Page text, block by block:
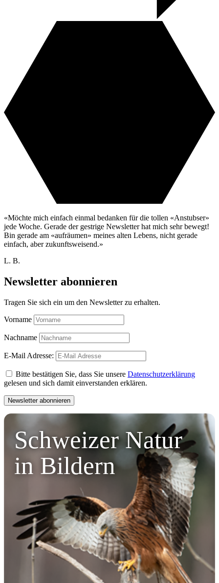
«Möchte mich einfach einmal bedanken für die tollen «Anstubser»
jede Woche. Gerade der gestrige Newsletter hat mich sehr bewegt!
Bin gerade am «aufräumen» meines alten Lebens, nicht gerade
einfach, aber zukunftsweisend.»
L. B.
Newsletter abonnieren
Tragen Sie sich ein um den Newsletter zu erhalten.
Vorname
Nachname
E-Mail Adresse:
Bitte bestätigen Sie, dass Sie unsere Datenschutzerklärung
gelesen und sich damit einverstanden erklären.
Schweizer Natur
in Bildern